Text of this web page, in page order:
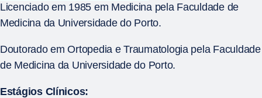
Licenciado em 1985 em Medicina pela Faculdade de
Medicina da Universidade do Porto.
Doutorado em Ortopedia e Traumatologia pela Faculdade
de Medicina da Universidade do Porto.
Estágios Clínicos: